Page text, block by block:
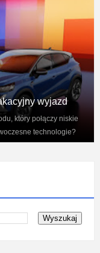
wyjazd
który połączy niskie
technologie?